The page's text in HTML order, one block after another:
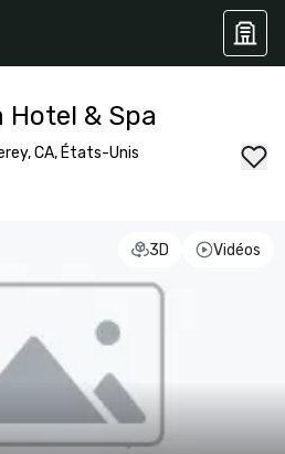
Hotel & Spa
CA, États-Unis
3D Vidéos